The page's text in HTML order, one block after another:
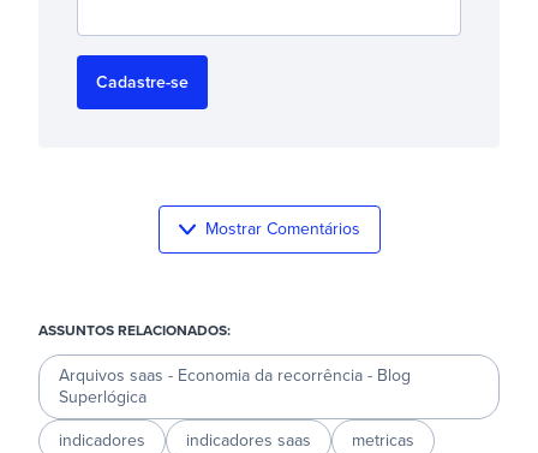
Mostrar Comentários
ASSUNTOS RELACIONADOS:
Arquivos saas - Economia da recorrência - Blog
Superlógica
indicadores indicadores saas metricas